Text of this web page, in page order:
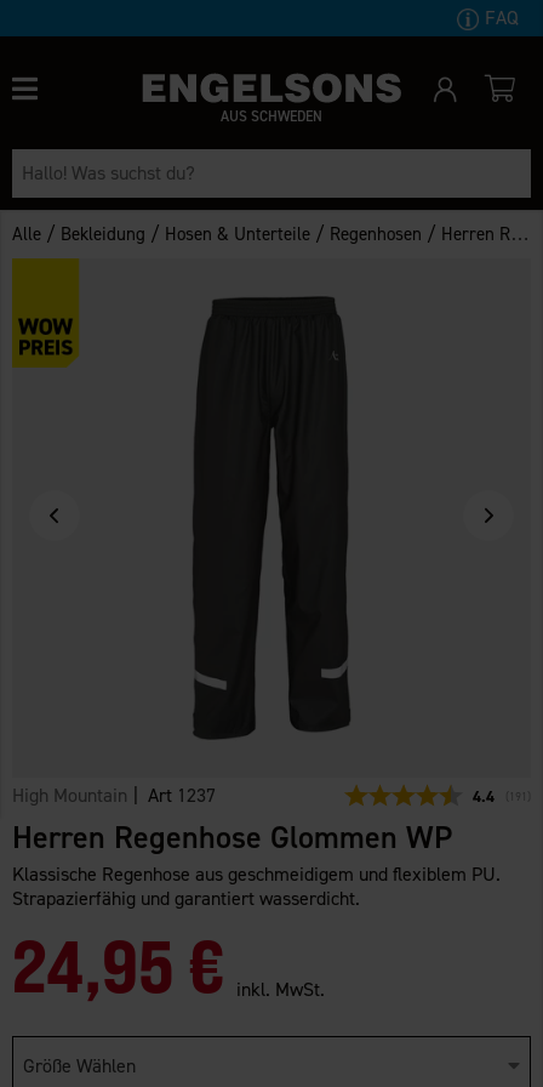
FAQ
AUS SCHWEDEN
Alle / Bekleidung / Hosen & Unterteile / Regenhosen / Herren Regenhose Glommen WP
High Mountain | Art 1237 4.4 191
Herren Regenhose Glommen WP
Klassische Regenhose aus geschmeidigem und flexiblem PU.
Strapazierfähig und garantiert wasserdicht.
24,95 € inkl. MwSt.
Größe Wählen